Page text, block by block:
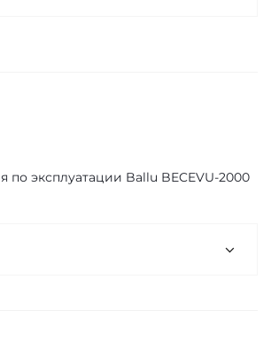
по эксплуатации Ballu BECEVU-2000